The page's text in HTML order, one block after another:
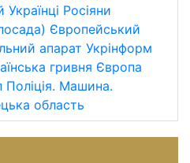
Українці Росіяни
Європейський
апарат Укрінформ
гривня Європа
Поліція. Машина.
область